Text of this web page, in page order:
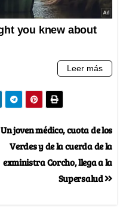
Un joven médico, cuota de los
Verdes y de la cuerda de la
exministra Corcho, llega a la
Supersalud